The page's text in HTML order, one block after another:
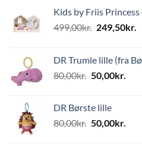
Kids by Friis Princess
499,00kr. Den
var:
499,00kr..
249,50kr.
DR Trumle lille (fra
80,00kr. Den
var:
80,00kr..
50,00kr.
DR Børste lille
80,00kr. Den
50,00kr.